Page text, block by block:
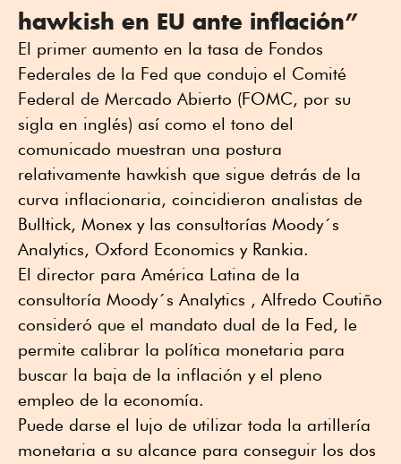
hawkish en EU ante inflación”
El primer aumento en la tasa de Fondos
Federales de la Fed que condujo el Comité
Federal de Mercado Abierto (FOMC, por su
sigla en inglés) así como el tono del
comunicado muestran una postura
relativamente hawkish que sigue detrás de la
curva inflacionaria, coincidieron analistas de
Bulltick, Monex y las consultorías Moody´s
Analytics, Oxford Economics y Rankia.
El director para América Latina de la
consultoría Moody´s Analytics , Alfredo Coutiño
consideró que el mandato dual de la Fed, le
permite calibrar la política monetaria para
buscar la baja de la inflación y el pleno
empleo de la economía.
Puede darse el lujo de utilizar toda la artillería
monetaria a su alcance para conseguir los dos